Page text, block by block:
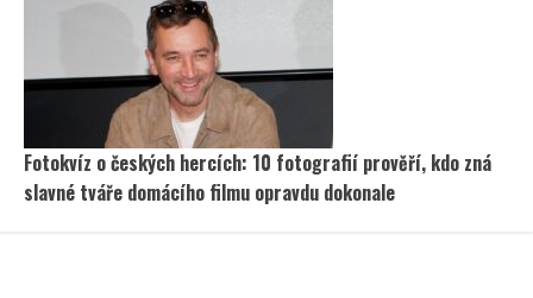
Fotokvíz o českých hercích: 10 fotografií prověří, kdo zná
slavné tváře domácího filmu opravdu dokonale